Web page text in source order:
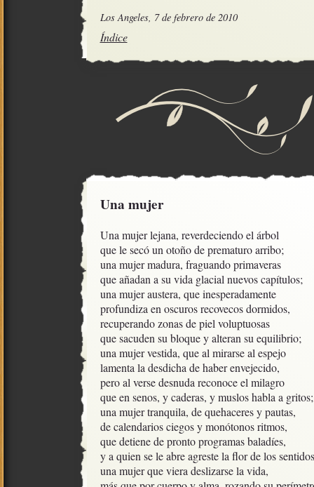
Los Angeles, 7 de febrero de 2010
Índice
Una mujer
Una mujer lejana, reverdeciendo el árbol
que le secó un otoño de prematuro arribo;
una mujer madura, fraguando primaveras
que añadan a su vida glacial nuevos capítulos;
una mujer austera, que inesperadamente
profundiza en oscuros recovecos dormidos,
recuperando zonas de piel voluptuosas
que sacuden su bloque y alteran su equilibrio;
una mujer vestida, que al mirarse al espejo
lamenta la desdicha de haber envejecido,
pero al verse desnuda reconoce el milagro
que en senos, y caderas, y muslos habla a gritos;
una mujer tranquila, de quehaceres y pautas,
de calendarios ciegos y monótonos ritmos,
que detiene de pronto programas baladíes,
y a quien se le abre agreste la flor de los
una mujer que viera deslizarse la vida,